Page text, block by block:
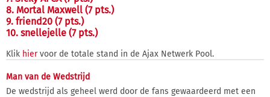
8. Mortal Maxwell (7 pts.)
9. friend20 (7 pts.)
10. snellejelle (7 pts.)
Klik hiervoor de totale stand in de Ajax Netwerk Pool.
Man van de Wedstrijd
De wedstrijd als geheel werd door de fans gewaardeerd met een